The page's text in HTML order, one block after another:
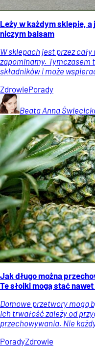
Leży w każdym sklepie, a
niczym balsam
W sklepach jest przez
zapominamy.
składników i może
ZdrowiePorady
Beata Anna
Jak długo można
Te słoiki mogą stać
Domowe przetwory mogą
ich trwałość zależy od
przechowywania. Nie
PoradyZdrowie